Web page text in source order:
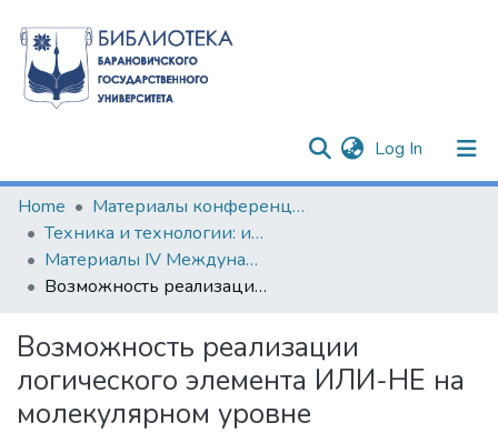
Log In (current)
Communities & Collections
All of DSpace
Statistics
Home
Материалы конференций и семинаров
Техника и технологии: инновации и качество
Материалы IV Международной научно-практической конференции, 19 декабря 2017 г.
Возможность реализации логического элемента ИЛИ-НЕ на молекулярном уровне
Возможность реализации
логического элемента ИЛИ-НЕ на
молекулярном уровне